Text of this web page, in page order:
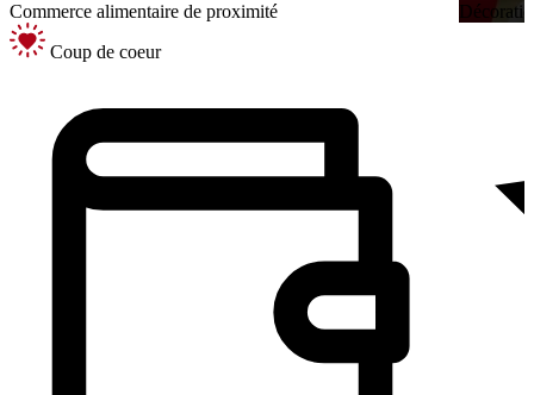
Commerce alimentaire de proximité
Coup de coeur